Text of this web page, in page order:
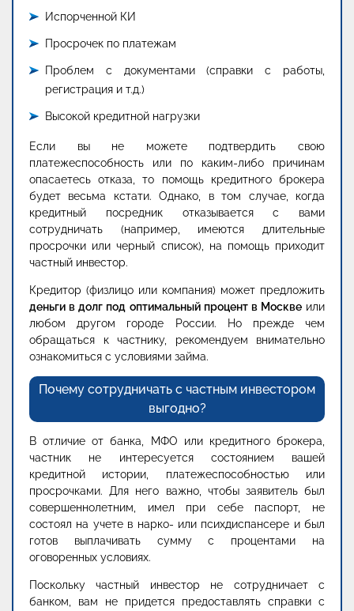
Испорченной КИ
Просрочек по платежам
Проблем с документами (справки с работы,
регистрация и т.д.)
Высокой кредитной нагрузки
Если вы не можете подтвердить свою
платежеспособность или по каким-либо причинам
опасаетесь отказа, то помощь кредитного брокера
будет весьма кстати. Однако, в том случае, когда
кредитный посредник отказывается с вами
сотрудничать (например, имеются длительные
просрочки или черный список), на помощь приходит
частный инвестор.
Кредитор (физлицо или компания) может предложить
деньги в долг под оптимальный процент в Москвеили
любом другом городе России. Но прежде чем
обращаться к частнику, рекомендуем внимательно
ознакомиться с условиями займа.
Почему сотрудничать с частным инвестором
выгодно?
В отличие от банка, МФО или кредитного брокера,
частник не интересуется состоянием вашей
кредитной истории, платежеспособностью или
просрочками. Для него важно, чтобы заявитель был
совершеннолетним, имел при себе паспорт, не
состоял на учете в нарко- или психдиспансере и был
готов выплачивать сумму с процентами на
оговоренных условиях.
Поскольку частный инвестор не сотрудничает с
банком, вам не придется предоставлять справки с